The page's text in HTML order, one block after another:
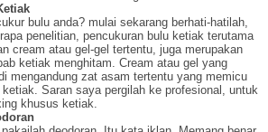
bulu anda? mulai sekarang berhati-hatilah,
penelitian, pencukuran bulu ketiak terutama
cream atau gel-gel tertentu, juga merupakan
ketiak menghitam. Cream atau gel yang
mengandung zat asam tertentu yang memicu
Saran saya pergilah ke profesional, untuk
khusus ketiak.